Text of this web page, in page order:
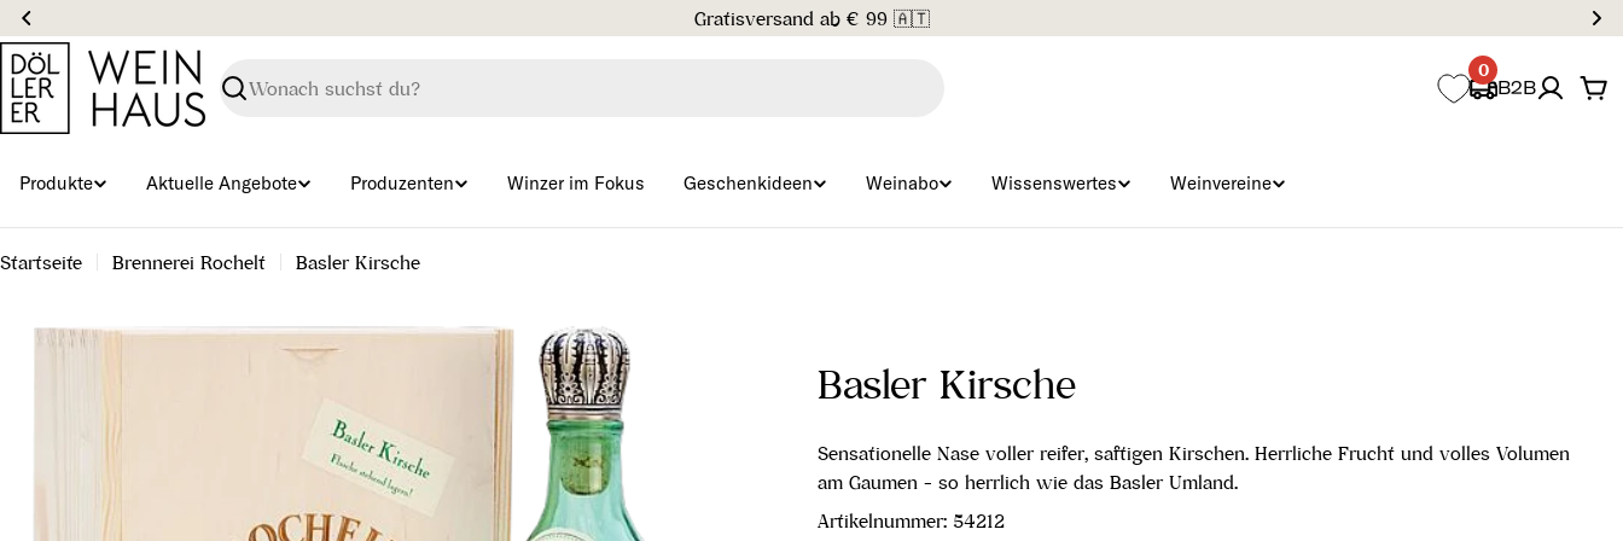
Zum
Inhalt
springen
Gratisversand ab € 99 🇦🇹
Suchen
0
B2B
Produkte Aktuelle Angebote Produzenten Winzer im Fokus Geschenkideen Weinabo Wissenswertes Weinvereine
Startseite Brennerei Rochelt Basler Kirsche
Basler Kirsche
Sensationelle Nase voller reifer, saftigen Kirschen. Herrliche Frucht und volles Volumen
am Gaumen - so herrlich wie das Basler Umland.
Artikelnummer: 54212